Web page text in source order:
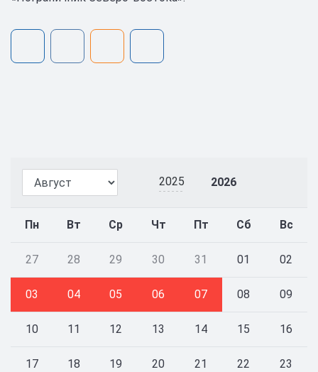
2025 2026
Пн Вт Ср Чт Пт Сб Вс
27 28 29 30 31 01 02
03 04 05 06 07 08 09
10 11 12 13 14 15 16
17 18 19 20 21 22 23